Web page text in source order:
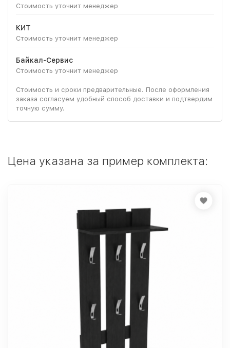
Стоимость уточнит менеджер
КИТ
Стоимость уточнит менеджер
Байкал-Сервис
Стоимость уточнит менеджер
Стоимость и сроки предварительные. После оформления
заказа согласуем удобный способ доставки и подтвердим
точную сумму.
Цена указана за пример комплекта: